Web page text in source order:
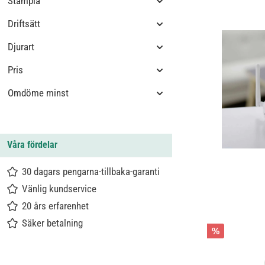
Driftsätt
Djurart
Pris
Omdöme minst
Våra fördelar
30 dagars pengarna-tillbaka-garanti
Vänlig kundservice
20 års erfarenhet
Säker betalning
%